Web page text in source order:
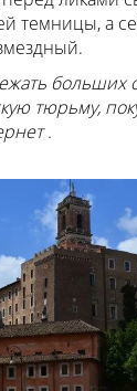
темницы, а
больших
тюрьму,
.